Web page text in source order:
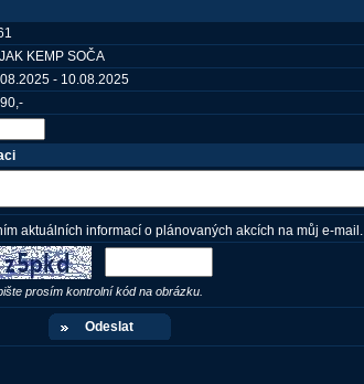
KEMP SOČA
- 10.08.2025
aktuálních informací o plánovaných akcích na můj e-mail.
prosím kontrolní kód na obrázku.